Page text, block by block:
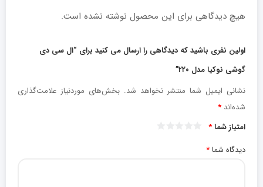
هیچ دیدگاهی برای این محصول نوشته نشده است.
اولین نفری باشید که دیدگاهی را ارسال می کنید برای “ال سی دی
گوشی نوکیا مدل ۲۲۰”
نشانی ایمیل شما منتشر نخواهد شد. بخش‌های موردنیاز علامت‌گذاری
شده‌اند *
امتیاز شما*
دیدگاه شما*